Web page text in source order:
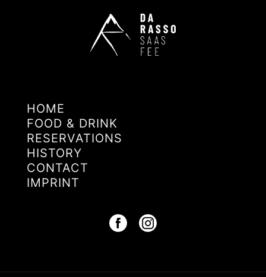
HOME
FOOD & DRINK
RESERVATIONS
HISTORY
CONTACT
IMPRINT